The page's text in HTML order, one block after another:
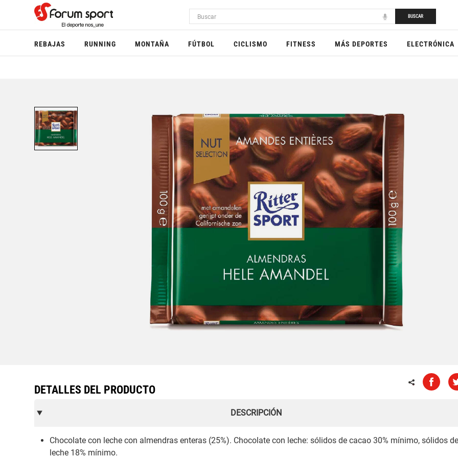
BUSCAR
REBAJAS RUNNING MONTAÑA FÚTBOL CICLISMO FITNESS MÁS DEPORTES ELECTRÓNICA
DETALLES DEL PRODUCTO
DESCRIPCIÓN
Chocolate con leche con almendras enteras (25%). Chocolate con leche: sólidos de cacao 30% mínimo, sólidos
leche 18% mínimo.